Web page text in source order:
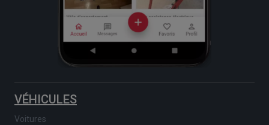
VÉHICULES
Voitures